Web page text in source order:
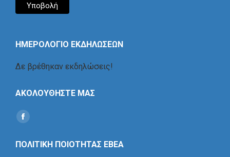
ΗΜΕΡΟΛΟΓΙΟ ΕΚΔΗΛΩΣΕΩΝ
Δε βρέθηκαν εκδηλώσεις!
ΑΚΟΛΟΥΘΗΣΤΕ ΜΑΣ
Find us on:
Social
ΠΟΛΙΤΙΚΗ ΠΟΙΟΤΗΤΑΣ ΕΒΕΑ